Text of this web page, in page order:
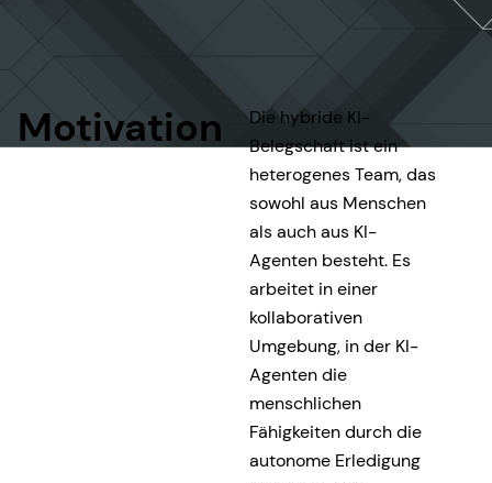
Motivation
Die hybride KI-
Belegschaft ist ein
heterogenes Team, das
sowohl aus Menschen
als auch aus KI-
Agenten besteht. Es
arbeitet in einer
kollaborativen
Umgebung, in der KI-
Agenten die
menschlichen
Fähigkeiten durch die
autonome Erledigung